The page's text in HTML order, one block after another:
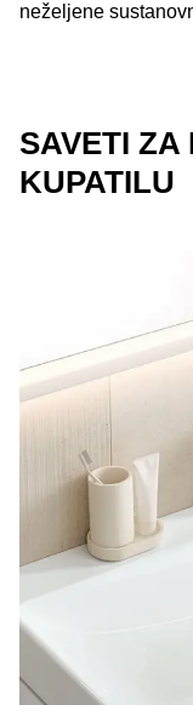
neželjene
SAVETI
KUPATILU